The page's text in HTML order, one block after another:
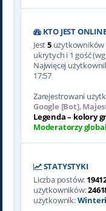
KTO JEST
Jest5użytkowników
ukrytych i 1 gość
Najwięcej
17:57
Zarejestrowani
Google [Bot],
Legenda – kolory
Moderatorzy
STATYSTYKI
Liczba postów:
użytkowników:
użytkownik: